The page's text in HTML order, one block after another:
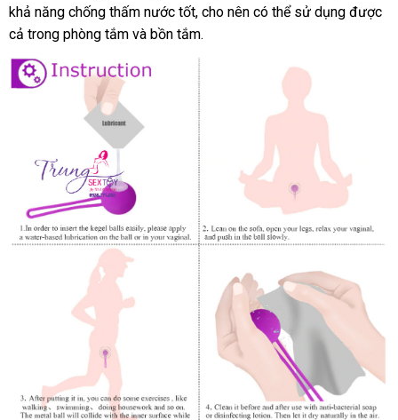
hồi
minh
khả năng chống thấm nước tốtgiảm
giá
, cho nên có
có thể sử dụng nơi
được
cả trong phòng tắm bảo
và bồn tắm.